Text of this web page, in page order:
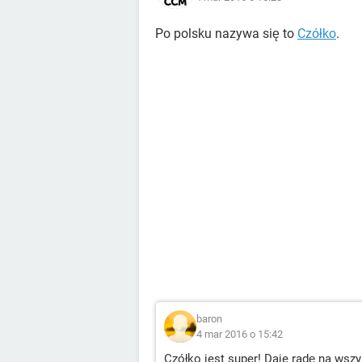
Po polsku nazywa się to Czółko.
baron
4 mar 2016 o 15:42
Czółko jest super! Daje radę na